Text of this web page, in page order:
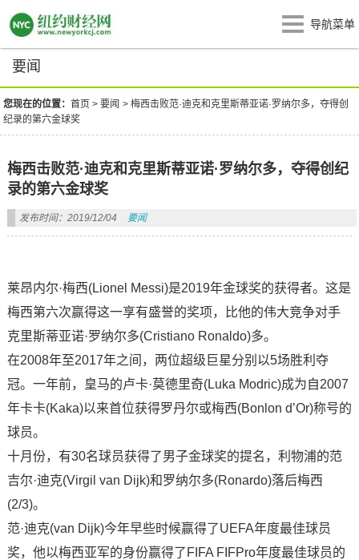
导航菜单
要闻
您现在的位置：首页 >要闻 >梅西击败范·迪克和克里斯蒂亚诺·罗纳尔多，夺得创
纪录的第六金球奖
梅西击败范·迪克和克里斯蒂亚诺·罗纳尔多，夺得创纪
录的第六金球奖
发布时间：2019/12/04 要闻
莱昂内尔·梅西(Lionel Messi)是2019年金球奖的获得者。这是
梅西第六次赢得这一享有盛誉的奖项，比他的伟大竞争对手
克里斯蒂亚诺·罗纳尔多(Cristiano Ronaldo)多。
在2008年至2017年之间，两位超级巨星分别以5场胜利夺
冠。一年前，皇马的卢卡·莫德里奇(Luka Modric)成为自2007
年卡卡(Kaka)以来首位获得罗丹尔或梅西(Bonlon d’Or)称号的
球员。
十月份，有30名球员获得了男子金球奖的提名，利物浦的范
吉尔·迪克(Virgil van Dijk)和罗纳尔多(Ronardo)落后梅西
(2/3)。
范·迪克(van Dijk)今年早些时候赢得了UEFA年度最佳球员
奖，他以梅西亚军的身份赢得了FIFA FIFPro年度最佳球员的